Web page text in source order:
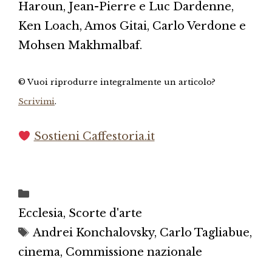
Haroun, Jean-Pierre e Luc Dardenne,
Ken Loach, Amos Gitai, Carlo Verdone e
Mohsen Makhmalbaf.
© Vuoi riprodurre integralmente un articolo?
Scrivimi.
Sostieni Caffestoria.it
Ecclesia, Scorte d'arte
Tag
Andrei Konchalovsky, Carlo Tagliabue,
cinema, Commissione nazionale